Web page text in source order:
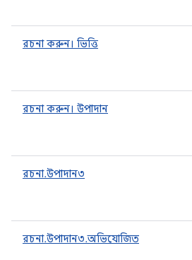
রচনা করুন। ভিত্তি
রচনা করুন। উপাদান
রচনা.উপাদান৩
রচনা.উপাদান৩.অভিযোজিত